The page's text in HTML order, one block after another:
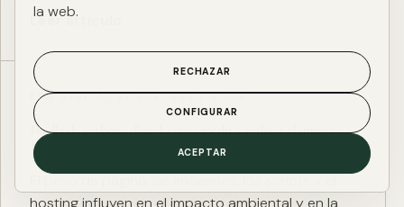
Leer artículo
ESG DIGITAL·27 ENE. 2025·4 MIN
Huella de carbono digital: cómo medir y reducir el impacto
ESG de una web
El peso de página, las imágenes, los scripts y el
hosting influyen en el impacto ambiental y en la
la web.
RECHAZAR
CONFIGURAR
ACEPTAR